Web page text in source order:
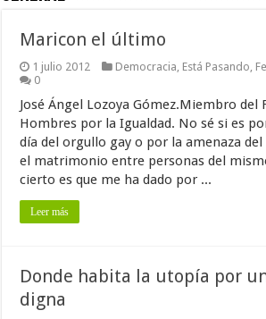
Maricon el último
1 julio 2012 Democracia, Está Pasando,
0
José Ángel Lozoya Gómez.Miembro del
Hombres por la Igualdad. No sé si es
día del orgullo gay o por la amenaza
el matrimonio entre personas del
cierto es que me ha dado por ...
Leer más
Donde habita la utopía por
digna